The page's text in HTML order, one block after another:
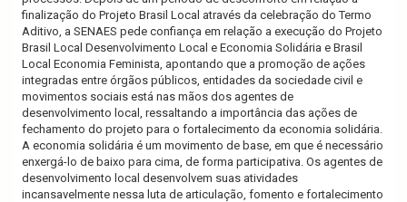
finalização do Projeto Brasil Local através da celebração do Termo
Aditivo, a SENAES pede confiança em relação a execução do Projeto
Brasil Local Desenvolvimento Local e Economia Solidária e Brasil
Local Economia Feminista, apontando que a promoção de ações
integradas entre órgãos públicos, entidades da sociedade civil e
movimentos sociais está nas mãos dos agentes de
desenvolvimento local, ressaltando a importância das ações de
fechamento do projeto para o fortalecimento da economia solidária.
A economia solidária é um movimento de base, em que é necessário
enxergá-lo de baixo para cima, de forma participativa. Os agentes de
desenvolvimento local desenvolvem suas atividades
incansavelmente nessa luta de articulação, fomento e fortalecimento